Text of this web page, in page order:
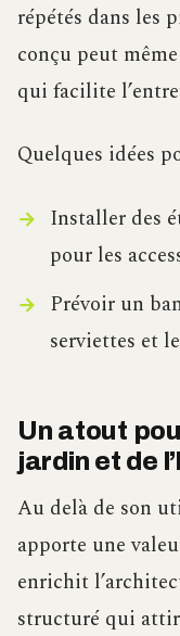
répétés dans les
conçu peut
qui facilite
Quelques idées
Installer des
pour les
Prévoir un
serviettes et
Un atout
jardin et de
Au delà de son
apporte une
enrichit
structuré qui